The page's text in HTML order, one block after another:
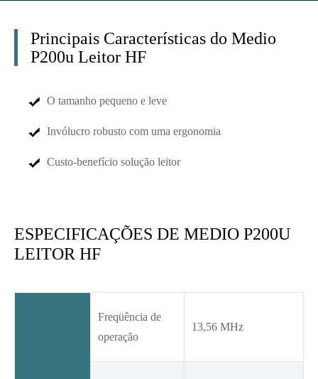
Principais Características do Medio
P200u Leitor HF
O tamanho pequeno e leve
Invólucro robusto com uma ergonomia
Custo-benefício solução leitor
ESPECIFICAÇÕES DE MEDIO P200U
LEITOR HF
Freqüência de
operação
13,56 MHz